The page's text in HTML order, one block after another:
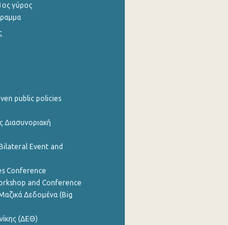
γύρος
public policies
Διασυνοριακή
Event and
Conference
and Conference
Δεδομένα (Big
(ΔΕΘ)